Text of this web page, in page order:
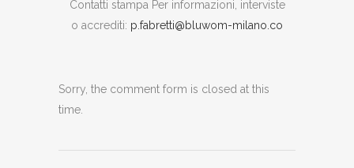
Contatti stampa Per informazioni, interviste
o accrediti: p.fabretti@bluwom-milano.co
Sorry, the comment form is closed at this
time.